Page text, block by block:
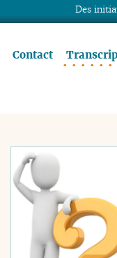
Contact
Des